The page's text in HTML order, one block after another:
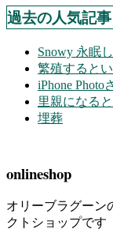
過去の人気記事
Snowy 永眠
繁殖すると
iPhone
里親になる
埋葬
onlineshop
オリーブラグーン
クトショップです